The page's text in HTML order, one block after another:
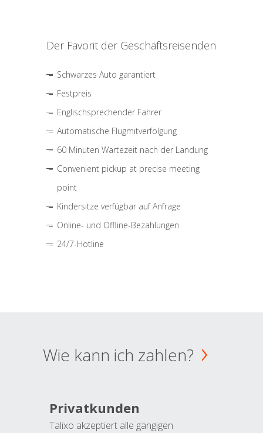
Der Favorit der Geschäftsreisenden
Schwarzes Auto garantiert
Festpreis
Englischsprechender Fahrer
Automatische Flugmitverfolgung
60 Minuten Wartezeit nach der Landung
Convenient pickup at precise meeting
point
Kindersitze verfügbar auf Anfrage
Online- und Offline-Bezahlungen
24/7-Hotline
Wie kann ich zahlen?
Privatkunden
Talixo akzeptiert alle gängigen